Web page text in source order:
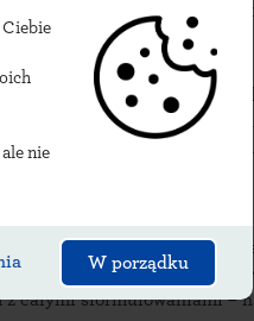
nie
W porządku
Dzięki temu jest
wykonywanie
jest w naszej ofercie w
tego automat nie ślizga się
innymi dzięki
daje możliwość
z literami od A do M i od
całymi sformułowaniami –